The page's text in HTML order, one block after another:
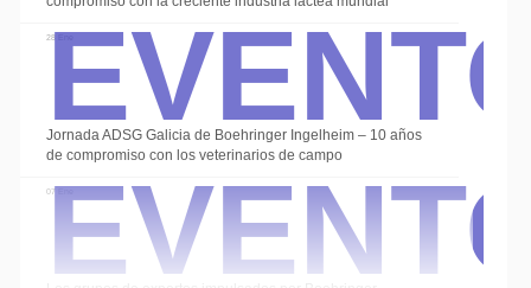
28 Ene
Jornada ADSG Galicia de Boehringer Ingelheim – 10 años
de compromiso con los veterinarios de campo
07 Ene